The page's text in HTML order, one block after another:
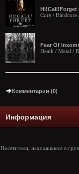
Hi!Call!Forget
Core / Hardcore
Fear Of
Death / Metal /
Комментарии (0)
Информация
Посетители, находящиеся в